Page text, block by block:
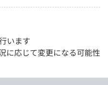
います
に応じて変更になる可能性